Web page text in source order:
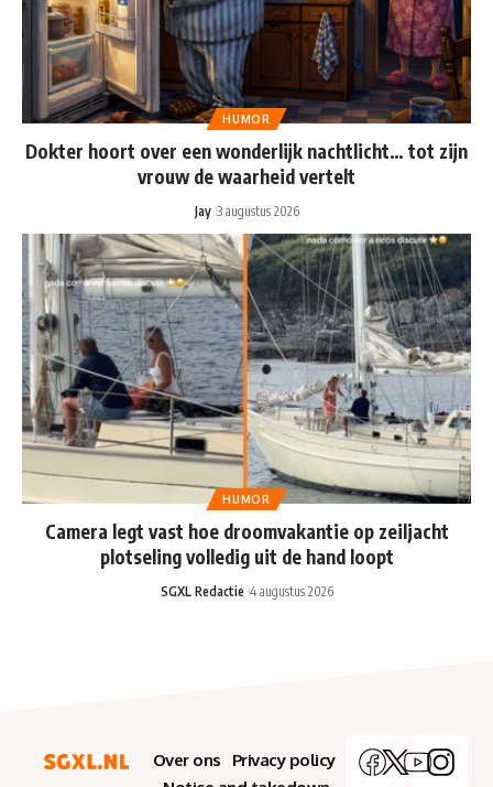
HUMOR
Dokter hoort over een wonderlijk nachtlicht… tot zijn
vrouw de waarheid vertelt
Jay 3 augustus 2026
HUMOR
Camera legt vast hoe droomvakantie op zeiljacht
plotseling volledig uit de hand loopt
SGXL Redactie 4 augustus 2026
Over ons
Privacy policy